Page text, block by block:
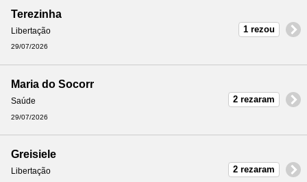
Terezinha
Libertação
29/07/2026
1 rezou
Maria do Socorr
Saúde
29/07/2026
2 rezaram
Greisiele
Libertação 2 rezaram